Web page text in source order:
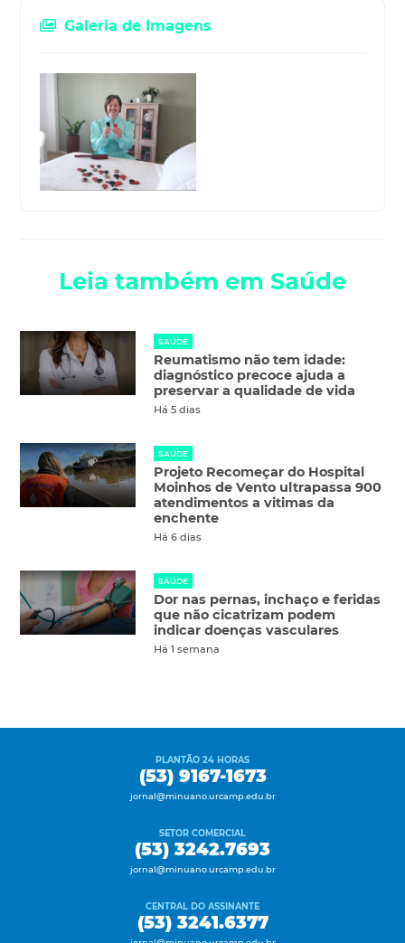
Galeria de Imagens
Leia também em Saúde
SAÚDE
Reumatismo não tem idade:
diagnóstico precoce ajuda a
preservar a qualidade de vida
Há 5 dias
SAÚDE
Projeto Recomeçar do Hospital
Moinhos de Vento ultrapassa 900
atendimentos a vitimas da
enchente
Há 6 dias
SAÚDE
Dor nas pernas, inchaço e feridas
que não cicatrizam podem
indicar doenças vasculares
Há 1 semana
PLANTÃO 24 HORAS
(53) 9167-1673
jornal@minuano.urcamp.edu.br
SETOR COMERCIAL
(53) 3242.7693
jornal@minuano.urcamp.edu.br
CENTRAL DO ASSINANTE
(53) 3241.6377